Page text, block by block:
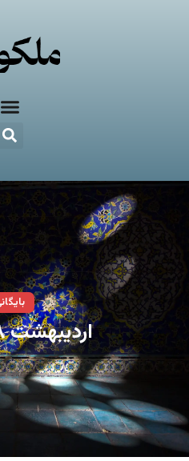
اردیبهشت ۲۸, ۱۳۸۲